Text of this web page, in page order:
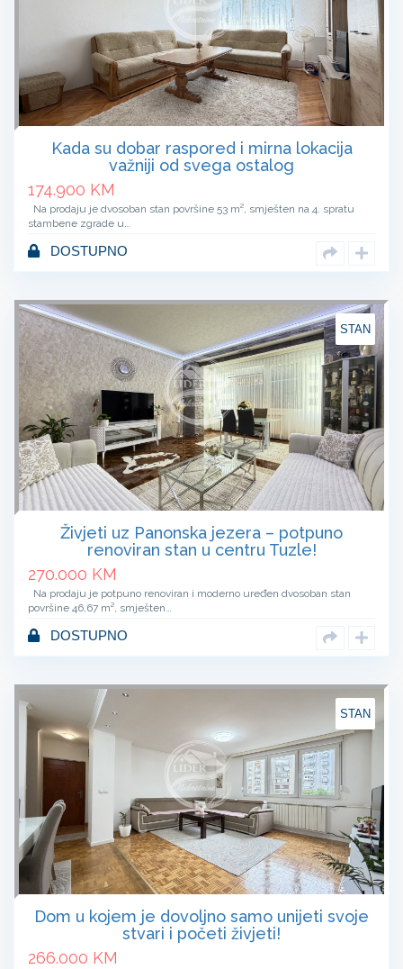
Kada su dobar raspored i mirna lokacija
važniji od svega ostalog
174.900 KM
Na prodaju je dvosoban stan površine 53 m², smješten na 4. spratu
stambene zgrade u…
DOSTUPNO
STAN
Živjeti uz Panonska jezera – potpuno
renoviran stan u centru Tuzle!
270.000 KM
Na prodaju je potpuno renoviran i moderno uređen dvosoban stan
površine 46,67 m², smješten…
DOSTUPNO
STAN
Dom u kojem je dovoljno samo unijeti svoje
stvari i početi živjeti!
266.000 KM